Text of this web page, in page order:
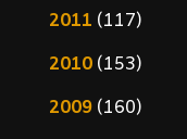
2011 (117)
2010(153)
2009(160)